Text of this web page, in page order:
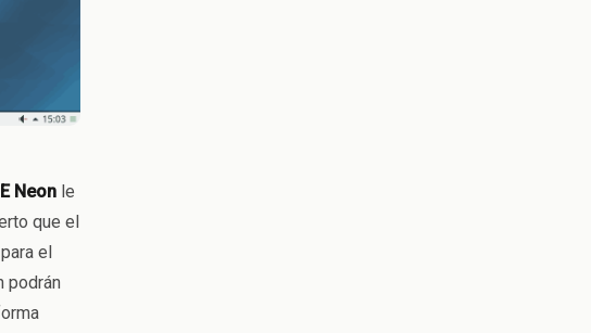
Neon le
que el
el
podrán